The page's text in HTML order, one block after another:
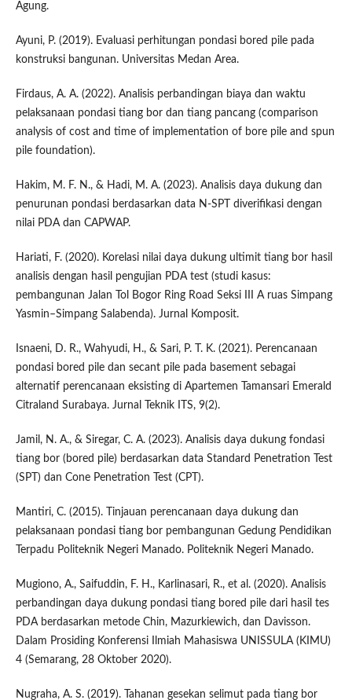
Agung.
Ayuni, P. (2019). Evaluasi perhitungan pondasi bored pile pada
konstruksi bangunan. Universitas Medan Area.
Firdaus, A. A. (2022). Analisis perbandingan biaya dan waktu
pelaksanaan pondasi tiang bor dan tiang pancang (comparison
analysis of cost and time of implementation of bore pile and spun
pile foundation).
Hakim, M. F. N., & Hadi, M. A. (2023). Analisis daya dukung dan
penurunan pondasi berdasarkan data N-SPT diverifikasi dengan
nilai PDA dan CAPWAP.
Hariati, F. (2020). Korelasi nilai daya dukung ultimit tiang bor hasil
analisis dengan hasil pengujian PDA test (studi kasus:
pembangunan Jalan Tol Bogor Ring Road Seksi III A ruas Simpang
Yasmin–Simpang Salabenda). Jurnal Komposit.
Isnaeni, D. R., Wahyudi, H., & Sari, P. T. K. (2021). Perencanaan
pondasi bored pile dan secant pile pada basement sebagai
alternatif perencanaan eksisting di Apartemen Tamansari Emerald
Citraland Surabaya. Jurnal Teknik ITS, 9(2).
Jamil, N. A., & Siregar, C. A. (2023). Analisis daya dukung fondasi
tiang bor (bored pile) berdasarkan data Standard Penetration Test
(SPT) dan Cone Penetration Test (CPT).
Mantiri, C. (2015). Tinjauan perencanaan daya dukung dan
pelaksanaan pondasi tiang bor pembangunan Gedung Pendidikan
Terpadu Politeknik Negeri Manado. Politeknik Negeri Manado.
Mugiono, A., Saifuddin, F. H., Karlinasari, R., et al. (2020). Analisis
perbandingan daya dukung pondasi tiang bored pile dari hasil tes
PDA berdasarkan metode Chin, Mazurkiewich, dan Davisson.
Dalam Prosiding Konferensi Ilmiah Mahasiswa UNISSULA (KIMU)
4 (Semarang, 28 Oktober 2020).
Nugraha, A. S. (2019). Tahanan gesekan selimut pada tiang bor